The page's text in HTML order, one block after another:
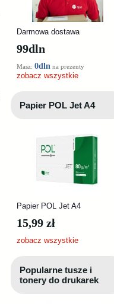
Darmowa dostawa
99dln
Masz: 0dln na prezenty
zobacz wszystkie
Papier POL Jet A4
Papier POL Jet A4
15,99 zł
zobacz wszystkie
Popularne tusze i
tonery do drukarek